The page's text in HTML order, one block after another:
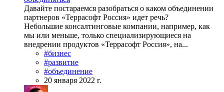
Давайте постараемся разобраться о каком объединении
партнеров «Террасофт Россия» идет речь?
Небольшие консалтинговые компании, например, как
мы или меньше, только специализирующиеся на
внедрении продуктов «Террасофт Россия», на...
#бизнес
#развитие
#объединение
20 января 2022 г.